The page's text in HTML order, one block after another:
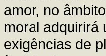
amor, no
moral adquirirá
exigências de